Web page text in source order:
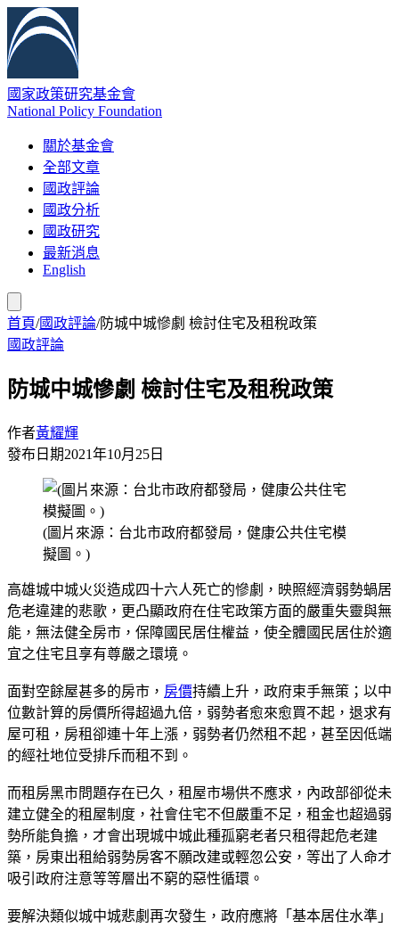
國家政策研究基金會
National Policy Foundation
關於基金會
全部文章
國政評論
國政分析
國政研究
最新消息
English
首頁/國政評論/防城中城慘劇 檢討住宅及租稅政策
國政評論
防城中城慘劇 檢討住宅及租稅政策
作者黃耀輝
發布日期2021年10月25日
(圖片來源：台北市政府都發局，健康公共住宅模
擬圖。)
高雄城中城火災造成四十六人死亡的慘劇，映照經濟弱勢蝸居
危老違建的悲歌，更凸顯政府在住宅政策方面的嚴重失靈與無
能，無法健全房市，保障國民居住權益，使全體國民居住於適
宜之住宅且享有尊嚴之環境。
面對空餘屋甚多的房市， 房價持續上升，政府束手無策；以中
位數計算的房價所得超過九倍，弱勢者愈來愈買不起，退求有
屋可租，房租卻連十年上漲，弱勢者仍然租不起，甚至因低端
的經社地位受排斥而租不到。
而租房黑市問題存在已久，租屋市場供不應求，內政部卻從未
建立健全的租屋制度，社會住宅不但嚴重不足，租金也超過弱
勢所能負擔，才會出現城中城此種孤窮老者只租得起危老建
築，房東出租給弱勢房客不願改建或輕忽公安，等出了人命才
吸引政府注意等等層出不窮的惡性循環。
要解決類似城中城悲劇再次發生，政府應將「基本居住水準」